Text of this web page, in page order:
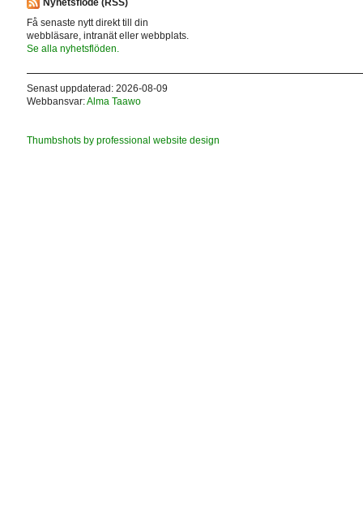
Nyhetsflöde (RSS)
Få senaste nytt direkt till din
webbläsare, intranät eller webbplats.
Se alla nyhetsflöden.
Senast uppdaterad: 2026-08-09
Webbansvar:Alma Taawo
Thumbshots by professional website design